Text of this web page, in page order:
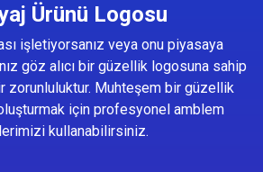
Ürünü Logosu
işletiyorsanız veya onu piyasaya
göz alıcı bir güzellik logosuna sahip
zorunluluktur. Muhteşem bir güzellik
için profesyonel amblem
kullanabilirsiniz.